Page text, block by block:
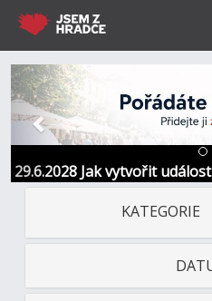
29.6.2028 Jak vytvořit
Předchozí
KATEGORIE